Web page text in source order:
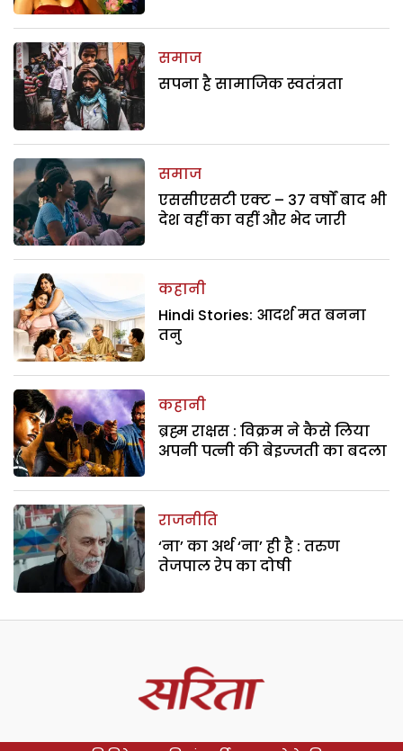
समाज
सपना है सामाजिक स्वतंत्रता
समाज
एससीएसटी एक्ट – 37 वर्षों बाद भी
देश वहीं का वहीं और भेद जारी
कहानी
Hindi Stories: आदर्श मत बनना
तनु
कहानी
ब्रह्म राक्षस : विक्रम ने कैसे लिया
अपनी पत्नी की बेइज्जती का बदला
राजनीति
‘ना’ का अर्थ ‘ना’ ही है : तरुण
तेजपाल रेप का दोषी